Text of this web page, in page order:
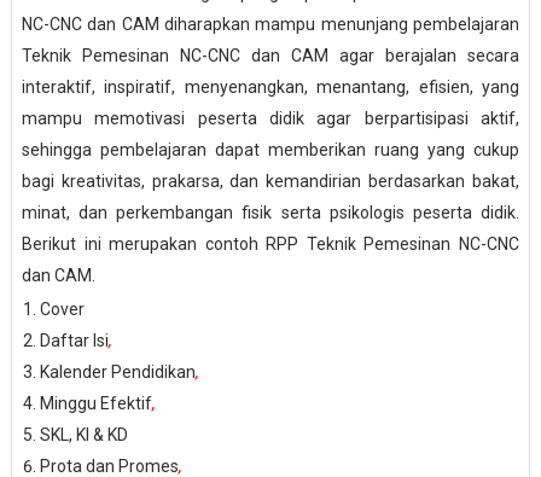
NC-CNC dan CAM diharapkan mampu menunjang pembelajaran
Teknik Pemesinan NC-CNC dan CAM agar berajalan secara
interaktif, inspiratif, menyenangkan, menantang, efisien, yang
mampu memotivasi peserta didik agar berpartisipasi aktif,
sehingga pembelajaran dapat memberikan ruang yang cukup
bagi kreativitas, prakarsa, dan kemandirian berdasarkan bakat,
minat, dan perkembangan fisik serta psikologis peserta didik.
Berikut ini merupakan contoh RPP Teknik Pemesinan NC-CNC
dan CAM.
Cover
Daftar Isi,
Kalender Pendidikan,
Minggu Efektif,
SKL, KI & KD
Prota dan Promes,